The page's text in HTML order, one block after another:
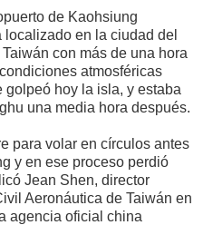
de Kaohsiung
en la ciudad del
con más de una hora
atmosféricas
golpeó hoy la isla, y estaba
una media hora después.
para volar en círculos antes
y en ese proceso perdió
Jean Shen, director
Aeronáutica de Taiwán en
agencia oficial china